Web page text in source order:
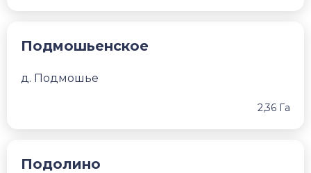
Подмошьенское
д. Подмошье
2,36 Га
Подолино